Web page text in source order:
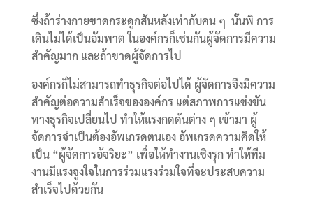
ซึ่งถ้าร่างกายขาดกระดูกสันหลังเท่ากับคน ๆ นั้นพิ การ
เดินไม่ได้เป็นอัมพาต ในองค์กรก็เช่นกันผู้จัดการมีความ
สำคัญมาก และถ้าขาดผู้จัดการไป
องค์กรก็ไม่สามารถทำธุรกิจต่อไปได้ ผู้จัดการจึงมีความ
สำคัญต่อความสำเร็จขององค์กร แต่สภาพการแข่งขัน
ทางธุรกิจเปลี่ยนไป ทำให้แรงกดดันต่าง ๆ เข้ามา ผู้
จัดการจำเป็นต้องอัพเกรดตนเอง อัพเกรดความคิดให้
เป็น “ผู้จัดการอัจริยะ” เพื่อให้ทำงานเชิงรุก ทำให้ทีม
งานมีแรงจูงใจในการร่วมแรงร่วมใจที่จะประสบความ
สำเร็จไปด้วยกัน